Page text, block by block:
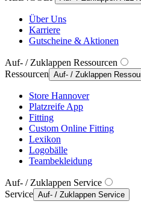
Über Uns
Karriere
Gutscheine & Aktionen
Auf- / Zuklappen Ressourcen
Ressourcen Auf- / Zuklappen
Store Hannover
Platzreife App
Fitting
Custom Online Fitting
Lexikon
Logobälle
Teambekleidung
Auf- / Zuklappen Service
Service Auf- / Zuklappen Service